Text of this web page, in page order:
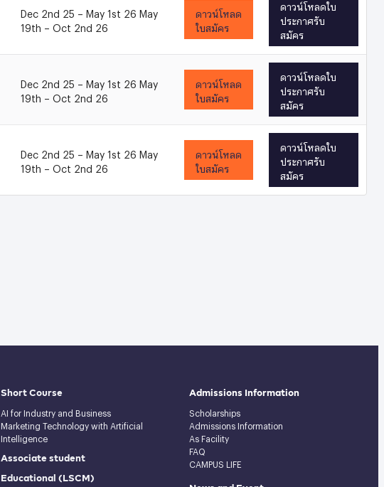
Dec 2nd 25 – May 1st 26 May
19th – Oct 2nd 26
ดาวน์โหลด
ใบสมัคร
ดาวน์โหลดใบ
ประกาศรับ
สมัคร
Dec 2nd 25 – May 1st 26 May
19th – Oct 2nd 26
ดาวน์โหลด
ใบสมัคร
ดาวน์โหลดใบ
ประกาศรับ
สมัคร
Dec 2nd 25 – May 1st 26 May
19th – Oct 2nd 26
ดาวน์โหลด
ใบสมัคร
ดาวน์โหลดใบ
ประกาศรับ
สมัคร
Short Course
AI for Industry and Business
Marketing Technology with Artificial
Intelligence
Associate student
Educational (LSCM)
Admissions Information
Scholarships
Admissions Information
As Facility
FAQ
CAMPUS LIFE